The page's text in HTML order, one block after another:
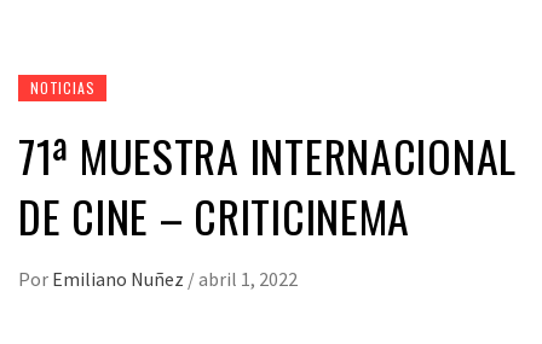
NOTICIAS
71ª MUESTRA INTERNACIONAL
DE CINE – CRITICINEMA
Por Emiliano Nuñez /abril 1, 2022